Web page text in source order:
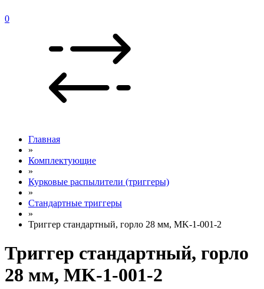
0
Главная
»
Комплектующие
»
Курковые распылители (триггеры)
»
Стандартные триггеры
»
Триггер стандартный, горло 28 мм, MK-1-001-2
Триггер стандартный, горло
28 мм, MK-1-001-2